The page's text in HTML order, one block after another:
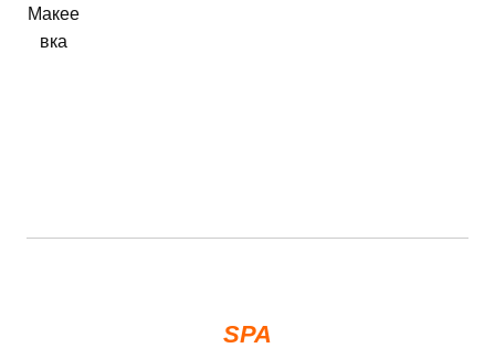
Макее
вка
SPA